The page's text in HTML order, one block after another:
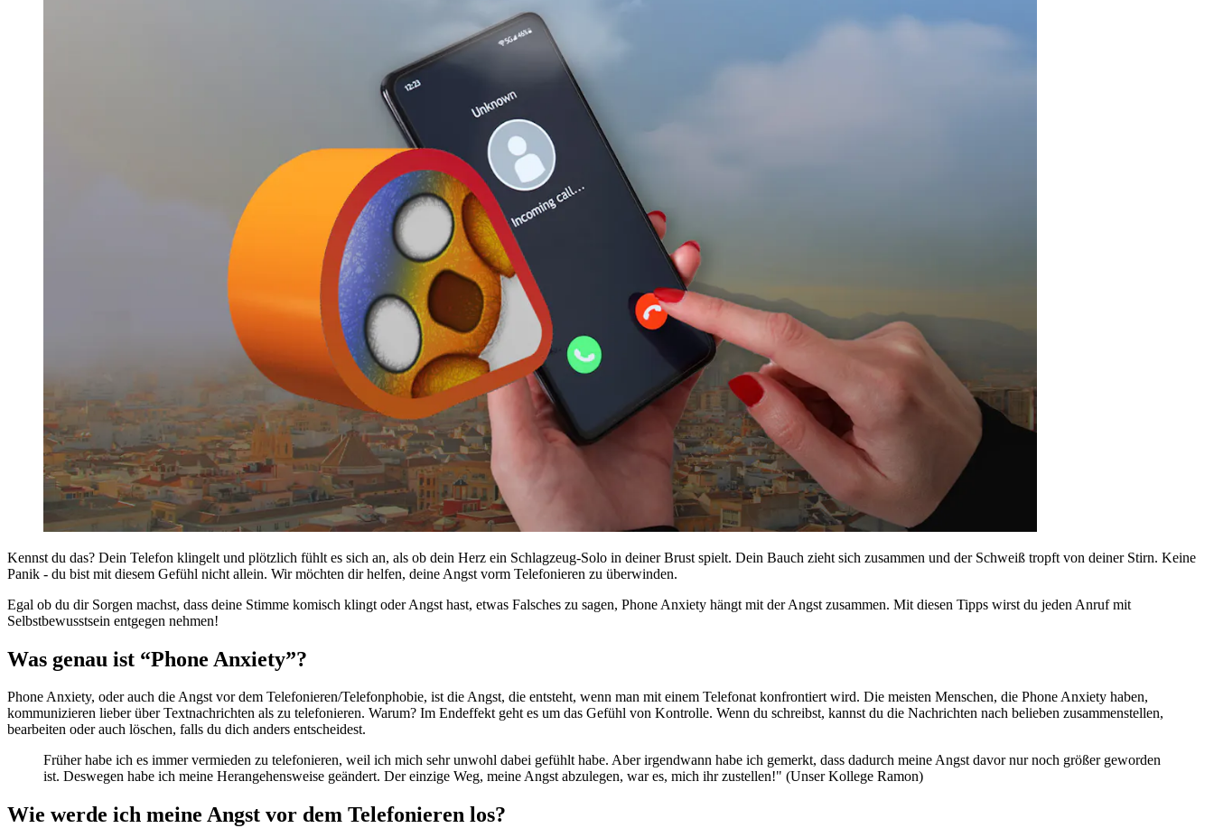
Kennst du das? Dein Telefon klingelt und plötzlich fühlt es sich an, als ob dein Herz ein Schlagzeug-Solo in deiner Brust spielt. Dein Bauch zieht sich zusammen und der Schweiß tropft von deiner Stirn. Keine
Panik - du bist mit diesem Gefühl nicht allein. Wir möchten dir helfen, deine Angst vorm Telefonieren zu überwinden.
Egal ob du dir Sorgen machst, dass deine Stimme komisch klingt oder Angst hast, etwas Falsches zu sagen, Phone Anxiety hängt mit der Angst zusammen. Mit diesen Tipps wirst du jeden Anruf mit
Selbstbewusstsein entgegen nehmen!
Was genau ist “Phone Anxiety”?
Phone Anxiety, oder auch die Angst vor dem Telefonieren/Telefonphobie, ist die Angst, die entsteht, wenn man mit einem Telefonat konfrontiert wird. Die meisten Menschen, die Phone Anxiety haben,
kommunizieren lieber über Textnachrichten als zu telefonieren. Warum? Im Endeffekt geht es um das Gefühl von Kontrolle. Wenn du schreibst, kannst du die Nachrichten nach belieben zusammenstellen,
bearbeiten oder auch löschen, falls du dich anders entscheidest.
Früher habe ich es immer vermieden zu telefonieren, weil ich mich sehr unwohl dabei gefühlt habe. Aber irgendwann habe ich gemerkt, dass dadurch meine Angst davor nur noch größer geworden
ist. Deswegen habe ich meine Herangehensweise geändert. Der einzige Weg, meine Angst abzulegen, war es, mich ihr zustellen!" (Unser Kollege Ramon)
Wie werde ich meine Angst vor dem Telefonieren los?